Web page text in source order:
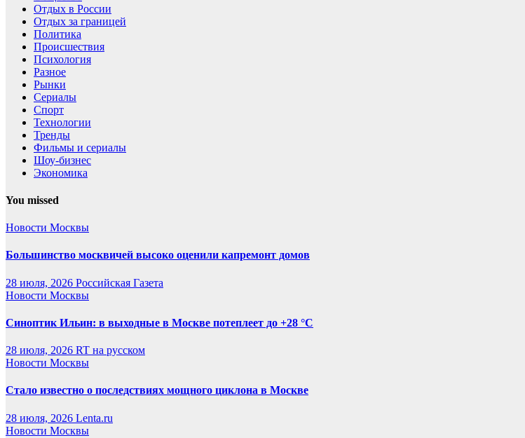
Отдых в России
Отдых за границей
Политика
Происшествия
Психология
Разное
Рынки
Сериалы
Спорт
Технологии
Тренды
Фильмы и сериалы
Шоу-бизнес
Экономика
You missed
Новости Москвы
Большинство москвичей высоко оценили капремонт домов
28 июля, 2026 Российская Газета
Новости Москвы
Синоптик Ильин: в выходные в Москве потеплеет до +28 °C
28 июля, 2026 RT на русском
Новости Москвы
Стало известно о последствиях мощного циклона в Москве
28 июля, 2026 Lenta.ru
Новости Москвы